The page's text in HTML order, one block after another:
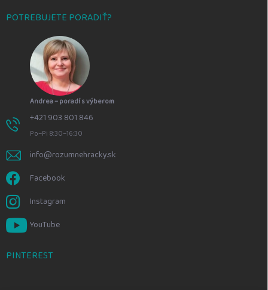
POTREBUJETE PORADIŤ?
Andrea – poradí s výberom
+421 903 801 846
Po–Pi 8:30–16:30
info@rozumnehracky.sk
Facebook
Instagram
YouTube
PINTEREST